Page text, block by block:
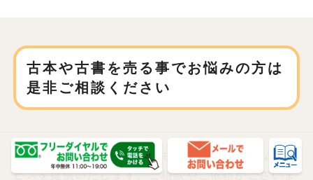
古本や古書を売る事でお悩みの方は
是非ご相談ください
山梨県笛吹市どのエリアでも、私たちは丁寧なサー
ビスを提供いたします。ご相談やご依頼がございま